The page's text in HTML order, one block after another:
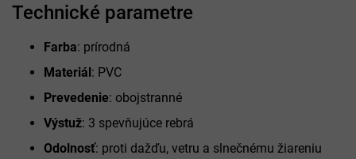
Technické parametre
Farba: prírodná
Materiál: PVC
Prevedenie: obojstranné
Výstuž: 3 spevňujúce rebrá
Odolnosť: proti dažďu, vetru a slnečnému žiareniu